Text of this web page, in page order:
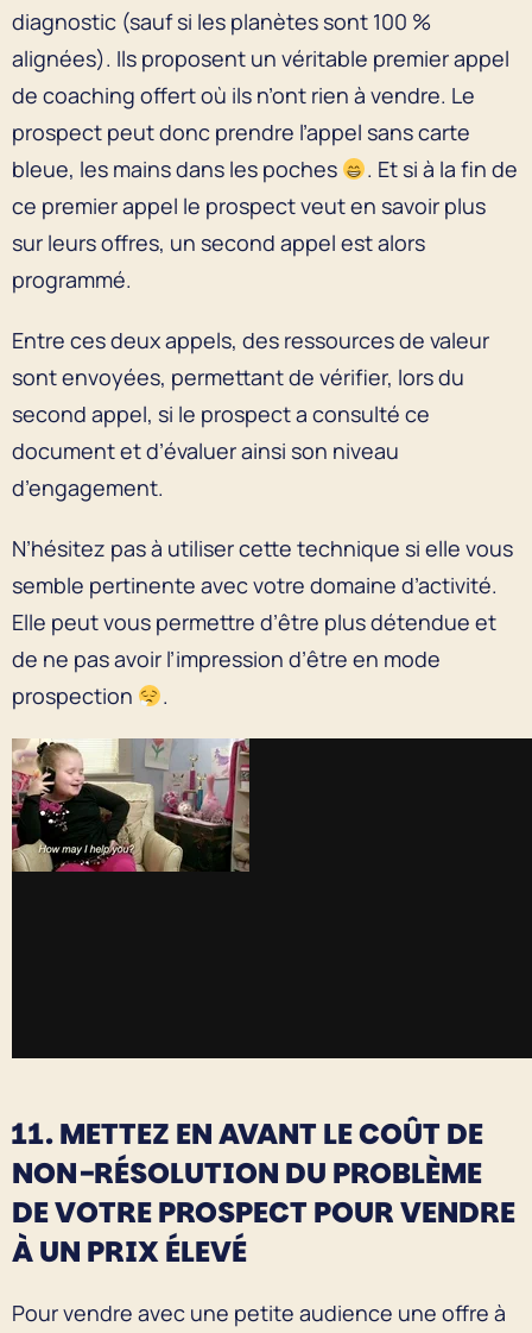
diagnostic (sauf si les planètes sont 100 %
alignées). Ils proposent un véritable premier appel
de coaching offert où ils n’ont rien à vendre. Le
prospect peut donc prendre l’appel sans carte
bleue, les mains dans les poches
. Et si à la fin de
ce premier appel le prospect veut en savoir plus
sur leurs offres, un second appel est alors
programmé.
Entre ces deux appels, des ressources de valeur
sont envoyées, permettant de vérifier, lors du
second appel, si le prospect a consulté ce
document et d’évaluer ainsi son niveau
d’engagement.
N’hésitez pas à utiliser cette technique si elle vous
semble pertinente avec votre domaine d’activité.
Elle peut vous permettre d’être plus détendue et
de ne pas avoir l’impression d’être en mode
prospection
.
11. METTEZ EN AVANT LE COÛT DE
NON-RÉSOLUTION DU PROBLÈME
DE VOTRE PROSPECT POUR VENDRE
À UN PRIX ÉLEVÉ
Pour vendre avec une petite audience une offre à